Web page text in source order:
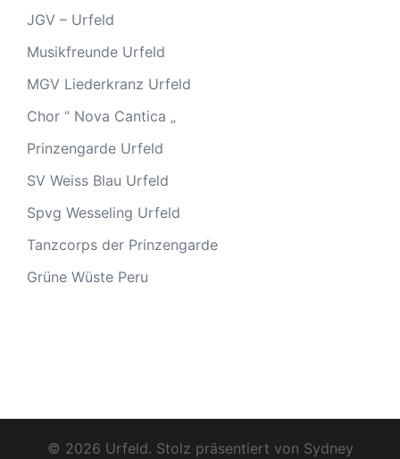
JGV – Urfeld
Musikfreunde Urfeld
MGV Liederkranz Urfeld
Chor “ Nova Cantica „
Prinzengarde Urfeld
SV Weiss Blau Urfeld
Spvg Wesseling Urfeld
Tanzcorps der Prinzengarde
Grüne Wüste Peru
© 2026 Urfeld. Stolz präsentiert von Sydney